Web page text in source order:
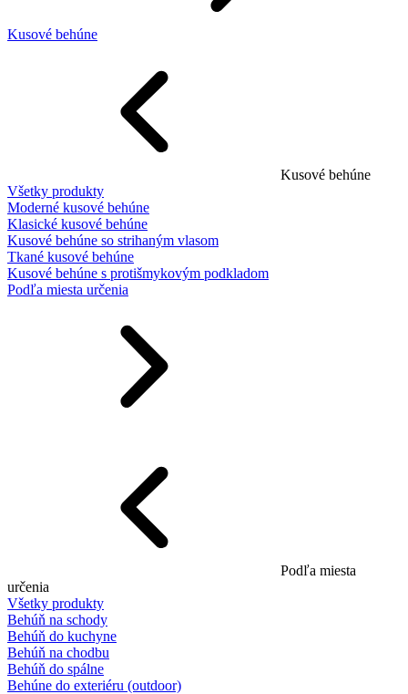
Kusové behúne
Kusové behúne
Všetky produkty
Moderné kusové behúne
Klasické kusové behúne
Kusové behúne so strihaným vlasom
Tkané kusové behúne
Kusové behúne s protišmykovým podkladom
Podľa miesta určenia
Podľa miesta
určenia
Všetky produkty
Behúň na schody
Behúň do kuchyne
Behúň na chodbu
Behúň do spálne
Behúne do exteriéru (outdoor)